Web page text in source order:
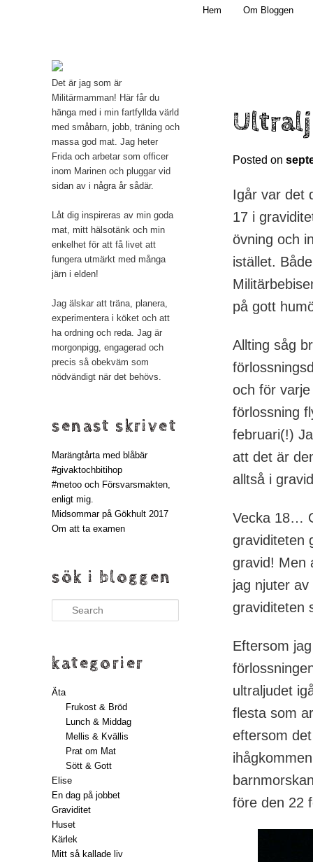
Mamma, militär och märkbart obekväm
Hem Om Bloggen
Posted on
Igår var det
17 i
övning och
istället.
på gott
Allting såg
och för
förlossning
februari(!)
att det är
alltså i
Vecka 18…
graviditeten
gravid! Men
jag njuter
graviditeten
Eftersom
ultraljudet
flesta som
eftersom
före den 22
Det är jag som är
Militärmamman! Här får du
hänga med i min fartfyllda värld
med småbarn, jobb, träning och
massa god mat. Jag heter
Frida och arbetar som officer
inom Marinen och pluggar vid
sidan av i några år sådär.
Låt dig inspireras av min goda
mat, mitt hälsotänk och min
enkelhet för att få livet att
fungera utmärkt med många
järn i elden!
Jag älskar att träna, planera,
experimentera i köket och att
ha ordning och reda. Jag är
morgonpigg, engagerad och
precis så obekväm som
nödvändigt när det behövs.
senast skrivet
Marängtårta med blåbär
#givaktochbitihop
#metoo och Försvarsmakten,
enligt mig.
Midsommar på Gökhult 2017
Om att ta examen
sök i bloggen
Search
kategorier
Äta
Frukost & Bröd
Lunch & Middag
Mellis & Kvällis
Prat om Mat
Sött & Gott
Elise
En dag på jobbet
Graviditet
Huset
Kärlek
Mitt så kallade liv